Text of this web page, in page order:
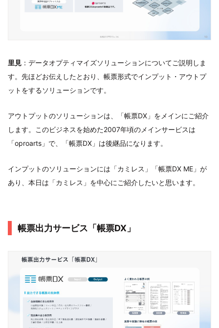
里見 ：データオプティマイズソリューションについてご説明しま
す。先ほどお伝えしたとおり、帳票形式でインプット・アウトプ
ットをするソリューションです。
アウトプットのソリューションは、「帳票DX」をメインにご紹介
します。このビジネスを始めた2007年頃のメインサービスは
「oproarts」で、「帳票DX」は後継品になります。
インプットのソリューションには「カミレス」「帳票DX ME」が
あり、本日は「カミレス」を中心にご紹介したいと思います。
帳票出力サービス「帳票DX」